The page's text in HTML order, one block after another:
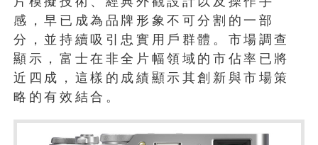
感，早已成為品牌形象不可分割的一部
分，並持續吸引忠實用戶群體。市場調查
顯示，富士在非全片幅領域的市佔率已將
近四成，這樣的成績顯示其創新與市場策
略的有效結合。